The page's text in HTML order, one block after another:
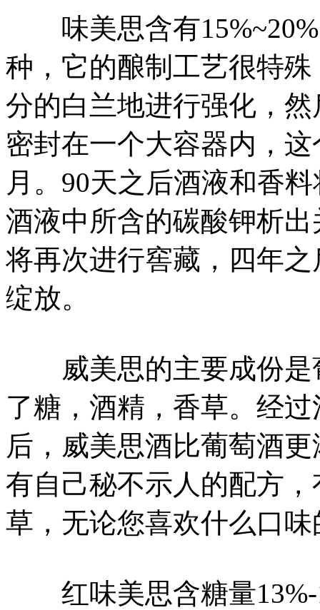
味美思含有15%~20%
种，它的酿制工艺很特
分的白兰地进行强化，
密封在一个大容器内，
月。90天之后酒液和香
酒液中所含的碳酸钾析
将再次进行窖藏，四年
绽放。
威美思的主要成份是
了糖，酒精，香草。经
后，威美思酒比葡萄酒
有自己秘不示人的配方
草，无论您喜欢什么口
红味美思含糖量13%-